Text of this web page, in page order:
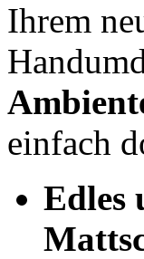
Ihrem
einfach
Edles